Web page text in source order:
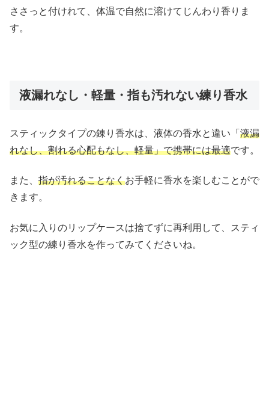
ささっと付けれて、体温で自然に溶けてじんわり香りま
す。
液漏れなし・軽量・指も汚れない練り香水
スティックタイプの錬り香水は、液体の香水と違い「 液漏
れなし、割れる心配もなし、軽量」で携帯には最適です。
また、 指が汚れることなくお手軽に香水を楽しむことがで
きます。
お気に入りのリップケースは捨てずに再利用して、スティ
ック型の練り香水を作ってみてくださいね。